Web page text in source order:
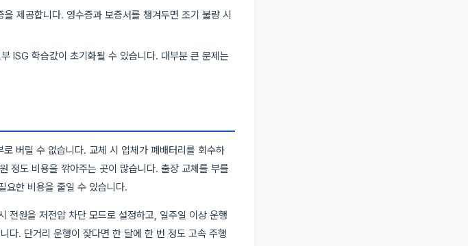
제공합니다. 영수증과 보증서를 챙겨두면 조기 불량 시
ISG 학습값이 초기화될 수 있습니다. 대부분 큰 문제는
버릴 수 없습니다. 교체 시 업체가 폐배터리를 회수하
정도 비용을 깎아주는 곳이 많습니다. 출장 교체를 부를
요한 비용을 줄일 수 있습니다.
전원을 저전압 차단 모드로 설정하고, 일주일 이상 운행
다. 단거리 운행이 잦다면 한 달에 한 번 정도 고속 주행